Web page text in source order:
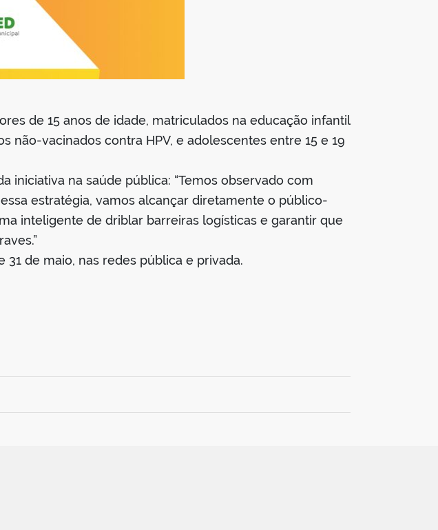
de 15 anos de idade, matriculados na educação infantil
não-vacinados contra HPV, e adolescentes entre 15 e 19
iniciativa na saúde pública: “Temos observado com
estratégia, vamos alcançar diretamente o público-
inteligente de driblar barreiras logísticas e garantir que
31 de maio, nas redes pública e privada.